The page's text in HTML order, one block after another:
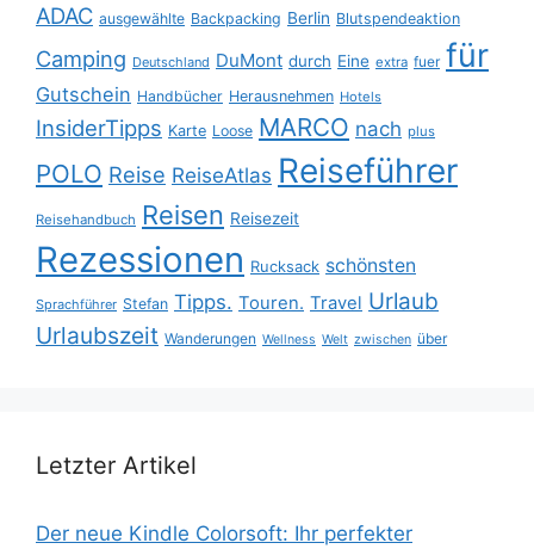
ADAC ausgewählte Backpacking Berlin Blutspendeaktion
Camping Deutschland DuMont durch Eine extra fuer für
Gutschein Handbücher Herausnehmen Hotels
InsiderTipps Karte Loose MARCO nach plus
POLO Reise ReiseAtlas Reiseführer
Reisehandbuch Reisen Reisezeit
Rezessionen Rucksack schönsten
Sprachführer Stefan Tipps. Touren. Travel Urlaub
Urlaubszeit Wanderungen Wellness Welt zwischen über
Letzter Artikel
Der neue Kindle Colorsoft: Ihr perfekter